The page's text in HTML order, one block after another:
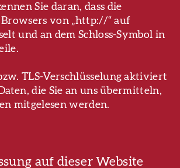
Sie daran, dass die
Browsers von „http://“ auf
und an dem Schloss-Symbol in
TLS-Verschlüsselung aktiviert
die Sie an uns übermitteln,
mitgelesen werden.
auf dieser Website